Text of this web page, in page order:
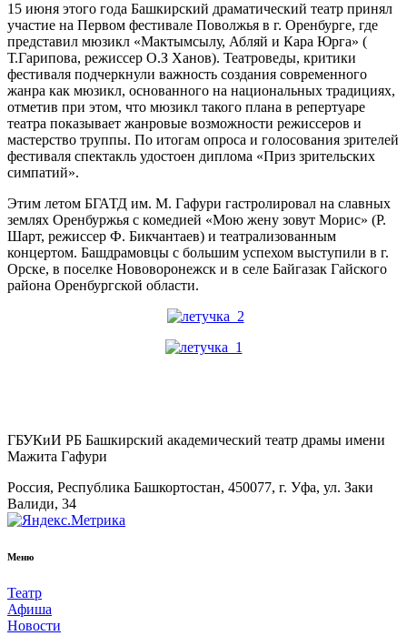
15 июня этого года Башкирский драматический театр принял
участие на Первом фестивале Поволжья в г. Оренбурге, где
представил мюзикл «Мактымсылу, Абляй и Кара Юрга» (
Т.Гарипова, режиссер О.З Ханов). Театроведы, критики
фестиваля подчеркнули важность создания современного
жанра как мюзикл, основанного на национальных традициях,
отметив при этом, что мюзикл такого плана в репертуаре
театра показывает жанровые возможности режиссеров и
мастерство труппы. По итогам опроса и голосования зрителей
фестиваля спектакль удостоен диплома «Приз зрительских
симпатий».
Этим летом БГАТД им. М. Гафури гастролировал на славных
землях Оренбуржья с комедией «Мою жену зовут Морис» (Р.
Шарт, режиссер Ф. Бикчантаев) и театрализованным
концертом. Башдрамовцы с большим успехом выступили в г.
Орске, в поселке Нововоронежск и в селе Байгазак Гайского
района Оренбургской области.
ГБУКиИ РБ Башкирский академический театр драмы имени
Мажита Гафури
Россия, Республика Башкортостан, 450077, г. Уфа, ул. Заки
Валиди, 34
Меню
Театр
Афиша
Новости